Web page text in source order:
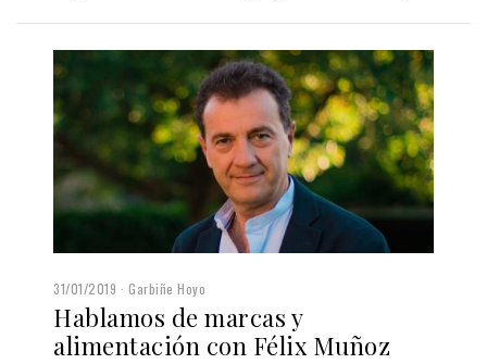
31/01/2019 Garbiñe Hoyo
Hablamos de marcas y
alimentación con Félix Muñoz